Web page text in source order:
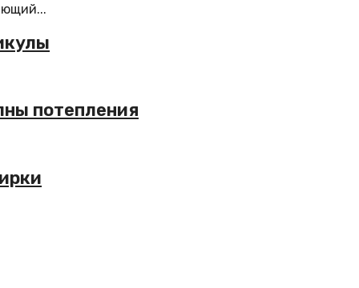
потепления